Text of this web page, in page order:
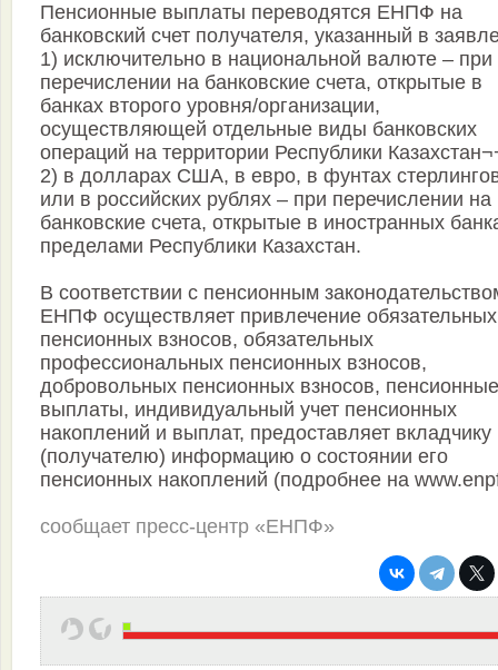
Пенсионные выплаты переводятся ЕНПФ на
банковский счет получателя, указанный в
1) исключительно в национальной валюте – при
перечислении на банковские счета, открытые в
банках второго уровня/организации,
осуществляющей отдельные виды банковских
операций на территории Республики
2) в долларах США, в евро, в фунтах
или в российских рублях – при перечислении на
банковские счета, открытые в иностранных
пределами Республики Казахстан.
В соответствии с пенсионным
ЕНПФ осуществляет привлечение обязательных
пенсионных взносов, обязательных
профессиональных пенсионных взносов,
добровольных пенсионных взносов, пенсионные
выплаты, индивидуальный учет пенсионных
накоплений и выплат, предоставляет вкладчику
(получателю) информацию о состоянии его
пенсионных накоплений (подробнее на
сообщает пресс-центр «ЕНПФ»